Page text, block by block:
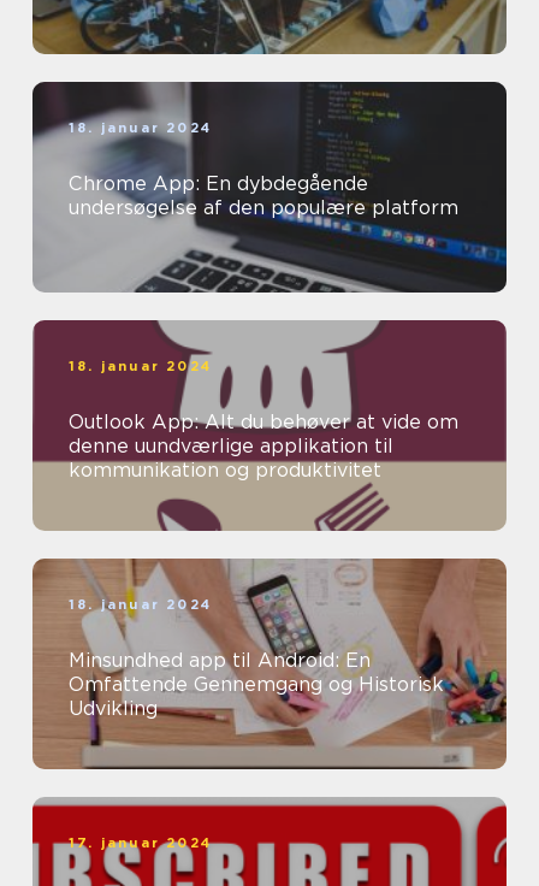
18. januar 2024
Chrome App: En dybdegående
undersøgelse af den populære platform
18. januar 2024
Outlook App: Alt du behøver at vide om
denne uundværlige applikation til
kommunikation og produktivitet
18. januar 2024
Minsundhed app til Android: En
Omfattende Gennemgang og Historisk
Udvikling
17. januar 2024